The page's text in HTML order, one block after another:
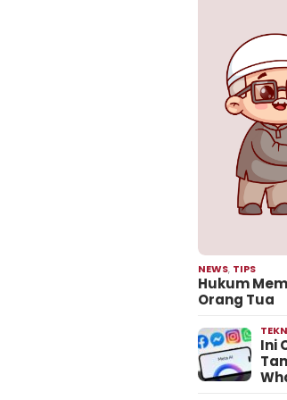
NEWS, TIPS
Hukum
Orang Tua
Ini